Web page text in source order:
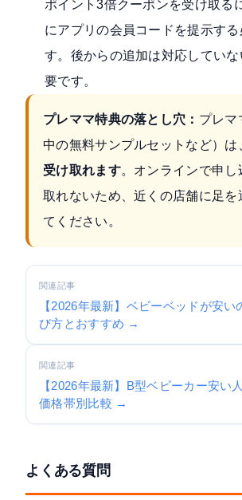
ポイント3倍クーポンを受け取る
にアプリの会員コードを提示する
す。後からの追加は対応してい
要です。
プレママ特典の落とし穴： プレマ
中の無料サンプルセットなど）は
受け取れます。オンラインで申し
取れないため、近くの店舗に足を
てください。
関連記事
【2026年最新】ベビーベッドが安い
び方とおすすめ →
関連記事
【2026年最新】B型ベビーカー安い
価格帯別比較 →
よくある質問